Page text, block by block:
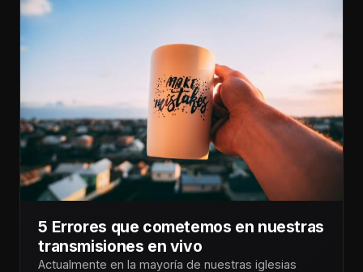
5 Errores que cometemos en nuestras
transmisiones en vivo
Actualmente en la mayoría de nuestras iglesias